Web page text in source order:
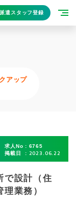
派遣スタッフ登録
アップ
求人No
6765
掲載日
2023.06.22
で設計（住
業務）